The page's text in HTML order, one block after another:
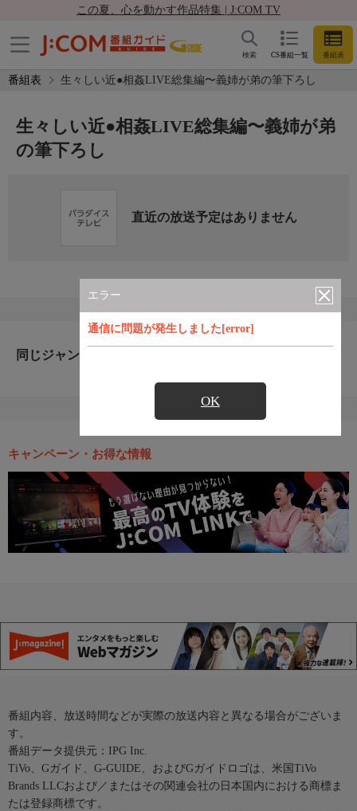
この夏、心を動かす作品特集 | J:COM TV
CS番組一覧 番組表
検索
番組表 生々しい近●相姦LIVE総集編〜義姉が弟の筆下ろし
エラー
通信に問題が発生しました[error]
OK
生々しい近●相姦LIVE総集編〜義姉が弟
の筆下ろし
直近の放送予定はありません
同じジャンルのおすすめ番組
キャンペーン・お得な情報
番組内容、放送時間などが実際の放送内容と異なる場合がございま
す。
番組データ提供元：IPG Inc.
TiVo、Gガイド、G-GUIDE、およびGガイドロゴは、米国TiVo
Brands LLCおよび／またはその関連会社の日本国内における商標ま
たは登録商標です。